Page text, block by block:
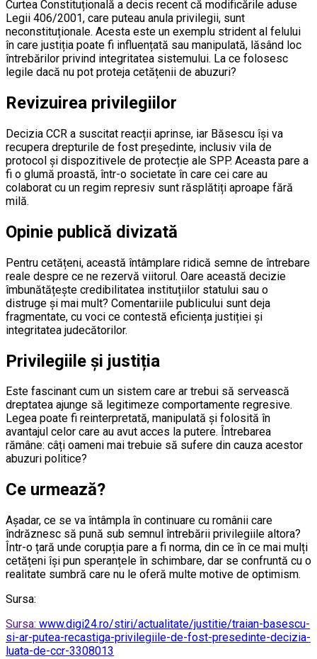
Curtea Constituțională a decis recent că modificările aduse
Legii 406/2001, care puteau anula privilegii, sunt
neconstituționale. Acesta este un exemplu strident al felului
în care justiția poate fi influențată sau manipulată, lăsând loc
întrebărilor privind integritatea sistemului. La ce folosesc
legile dacă nu pot proteja cetățenii de abuzuri?
Revizuirea privilegiilor
Decizia CCR a suscitat reacții aprinse, iar Băsescu își va
recupera drepturile de fost președinte, inclusiv vila de
protocol și dispozitivele de protecție ale SPP. Aceasta pare a
fi o glumă proastă, într-o societate în care cei care au
colaborat cu un regim represiv sunt răsplătiți aproape fără
milă.
Opinie publică divizată
Pentru cetățeni, această întâmplare ridică semne de întrebare
reale despre ce ne rezervă viitorul. Oare această decizie
îmbunătățește credibilitatea instituțiilor statului sau o
distruge și mai mult? Comentariile publicului sunt deja
fragmentate, cu voci ce contestă eficiența justiției și
integritatea judecătorilor.
Privilegiile și justiția
Este fascinant cum un sistem care ar trebui să servească
dreptatea ajunge să legitimeze comportamente regresive.
Legea poate fi reinterpretată, manipulată și folosită în
avantajul celor care au avut acces la putere. Întrebarea
rămâne: câți oameni mai trebuie să sufere din cauza acestor
abuzuri politice?
Ce urmează?
Așadar, ce se va întâmpla în continuare cu românii care
îndrăznesc să pună sub semnul întrebării privilegiile altora?
Într-o țară unde corupția pare a fi norma, din ce în ce mai mulți
cetățeni își pun speranțele în schimbare, dar se confruntă cu o
realitate sumbră care nu le oferă multe motive de optimism.
Sursa:
Sursa: www.digi24.ro/stiri/actualitate/justitie/traian-basescu-
si-ar-putea-recastiga-privilegiile-de-fost-presedinte-decizia-
luata-de-ccr-3308013